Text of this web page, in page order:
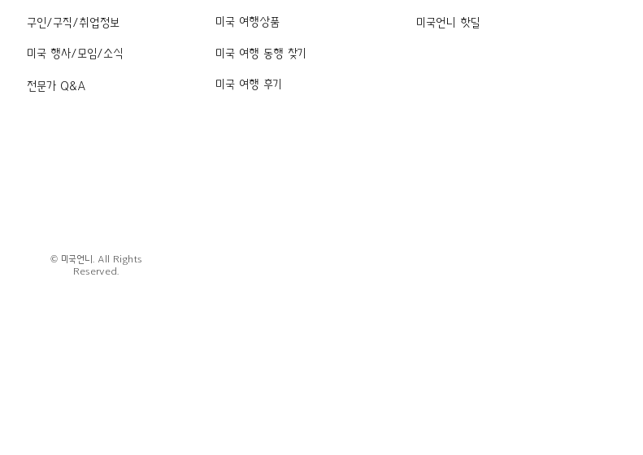
구인/구직/취업정보
미국 행사/모임/소식
전문가 Q&A
미국 여행상품
미국 여행 동행 찾기
미국 여행 후기
미국언니 핫딜
© 미국언니. All Rights
Reserved.